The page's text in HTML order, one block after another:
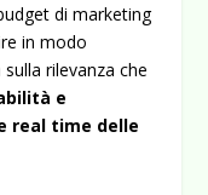
di marketing
in modo
rilevanza che
e
real time delle